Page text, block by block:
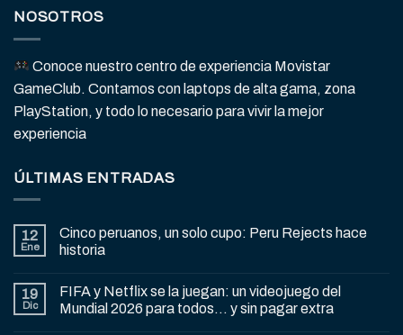
NOSOTROS
Conoce nuestro centro de experiencia Movistar
GameClub. Contamos con laptops de alta gama, zona
PlayStation, y todo lo necesario para vivir la mejor
experiencia
ÚLTIMAS ENTRADAS
12
Ene
Cinco peruanos, un solo cupo: Peru Rejects hace
historia
19
Dic
FIFA y Netflix se la juegan: un videojuego del
Mundial 2026 para todos… y sin pagar extra